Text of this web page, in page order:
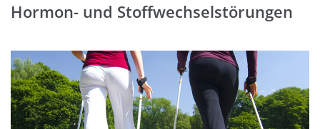
Hormon- und Stoffwechselstörungen